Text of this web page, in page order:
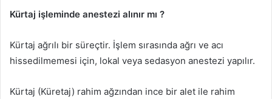
Kürtaj işleminde anestezi alınır mı ?
Kürtaj ağrılı bir süreçtir. İşlem sırasında ağrı ve acı
hissedilmemesi için, lokal veya sedasyon anestezi yapılır.
Kürtaj (Küretaj) rahim ağzından ince bir alet ile rahim